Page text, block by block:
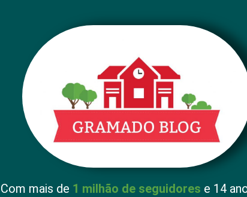
Com mais de 1 milhão de seguidores e 14